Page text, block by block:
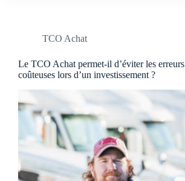
TCO Achat
Le TCO Achat permet-il d’éviter les erreurs
coûteuses lors d’un investissement ?